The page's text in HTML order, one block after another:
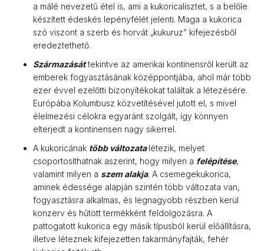
a málé nevezetű étel is, ami a kukoricalisztet, s a belőle
készített édeskés lepényfélét jelenti. Maga a kukorica
szó viszont a szerb és horvát „kukuruz” kifejezésből
eredeztethető.
Származásáttekintve az amerikai kontinensről került az
emberek fogyasztásának középpontjába, ahol már több
ezer évvel ezelőtti bizonyítékokat találtak a létezésére.
Európába Kolumbusz közvetítésével jutott el, s mivel
élelmezési célokra egyaránt szolgált, így könnyen
elterjedt a kontinensen nagy sikerrel.
A kukoricának több változata létezik, melyet
csoportosíthatnak aszerint, hogy milyen a felépítése,
valamint milyen a szem alakja. A csemegekukorica,
aminek édessége alapján szintén több változata van,
fogyasztásra alkalmas, és legnagyobb részben kerül
konzerv és hűtött termékként feldolgozásra. A
pattogatott kukorica egy másik típusból kerül előállításra,
illetve léteznek kifejezetten takarmányfajták, fehér